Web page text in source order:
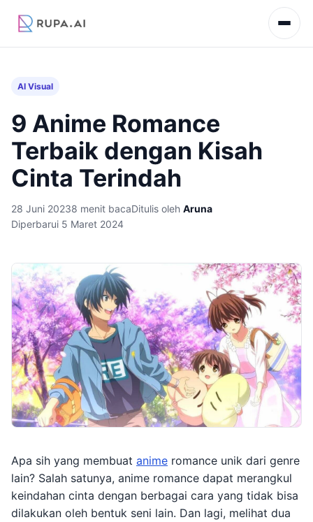
AI Visual
9 Anime Romance
Terbaik dengan Kisah
Cinta Terindah
28 Juni 20238 menit bacaDitulis oleh Aruna
Diperbarui 5 Maret 2024
Apa sih yang membuat anime romance unik dari genre
lain? Salah satunya, anime romance dapat merangkul
keindahan cinta dengan berbagai cara yang tidak bisa
dilakukan oleh bentuk seni lain. Dan lagi, melihat dua